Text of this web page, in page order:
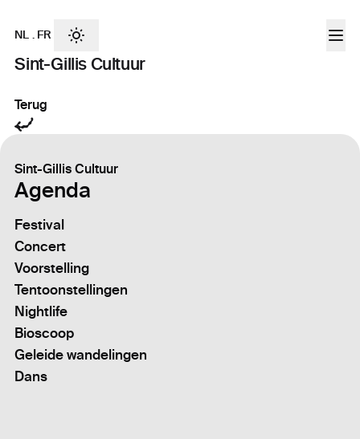
Sint-Gillis Cultuur
NL . FR
Terug
Sint-Gillis Cultuur
Agenda
Festival
Concert
Voorstelling
Tentoonstellingen
Nightlife
Bioscoop
Geleide wandelingen
Dans